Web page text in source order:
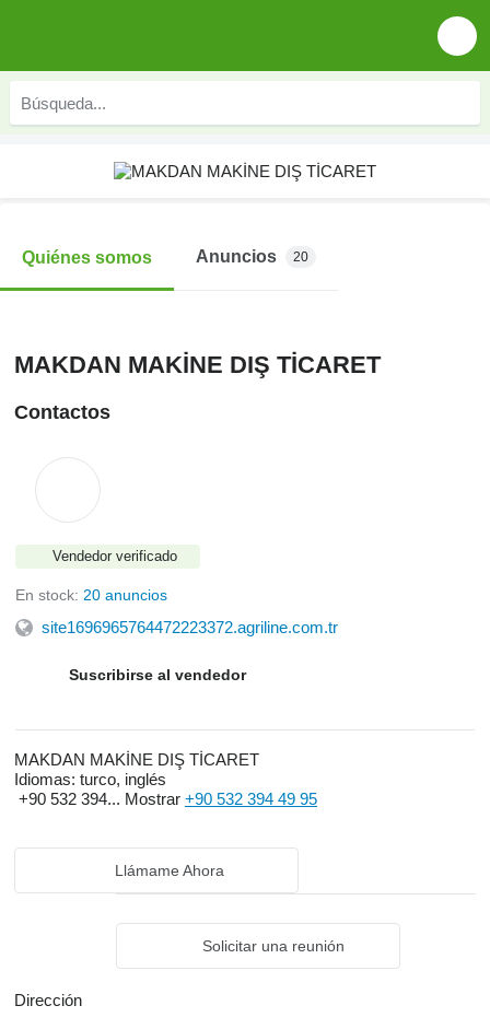
Quiénes somos Anuncios 20
MAKDAN MAKİNE DIŞ TİCARET
Contactos
Vendedor verificado
En stock: 20 anuncios
site1696965764472223372.agriline.com.tr
Suscribirse al vendedor
MAKDAN MAKİNE DIŞ TİCARET
Idiomas: turco, inglés
+90 532 394... Mostrar +90 532 394 49 95
Llámame Ahora
Solicitar una reunión
Dirección